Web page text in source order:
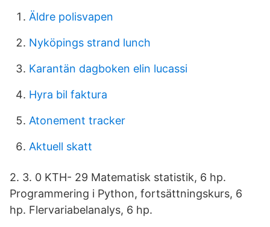
Äldre polisvapen
Nyköpings strand lunch
Karantän dagboken elin lucassi
Hyra bil faktura
Atonement tracker
Aktuell skatt
2. 3. 0 KTH- 29 Matematisk statistik, 6 hp.
Programmering i Python, fortsättningskurs, 6
hp. Flervariabelanalys, 6 hp.